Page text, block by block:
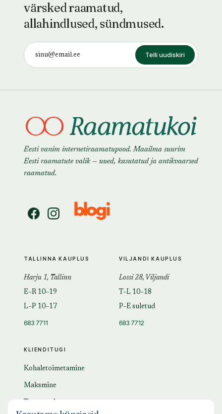
värsked raamatud,
allahindlused, sündmused.
Telli uudiskiri
Eesti vanim internetiraamatupood. Maailma suurim
Eesti raamatute valik — uued, kasutatud ja antikvaarsed
raamatud.
KLIENDITUGI
Kohaletoimetamine
Maksmine
TALLINNA KAUPLUS
Harju 1, Tallinn
E–R 10–19
L–P 10–17
683 7711
VILJANDI KAUPLUS
Lossi 28, Viljandi
T–L 10–18
P–E suletud
683 7712